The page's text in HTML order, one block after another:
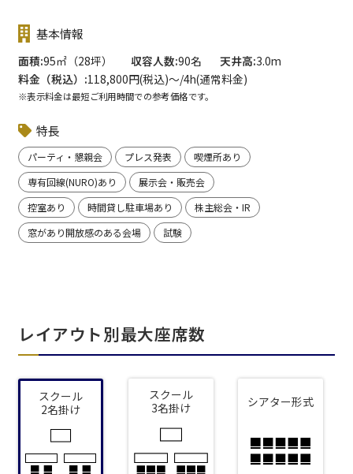
基本情報
面積 95㎡（28坪） 収容人数 90名 天井高 3.0m
料金（税込）
118,800円(税込)〜/4h(通常料金)
※表示料金は最短ご利用時間での参考価格です。
特長
パーティ・懇親会 プレス発表
喫煙所あり
専有回線(NURO)あり
展示会・販売会
控室あり
時間貸し駐車場あり
株主総会・IR
窓があり開放感のある会場
試験
レイアウト別最大座席数
スクール
2名掛け
スクール
3名掛け
シアター形式